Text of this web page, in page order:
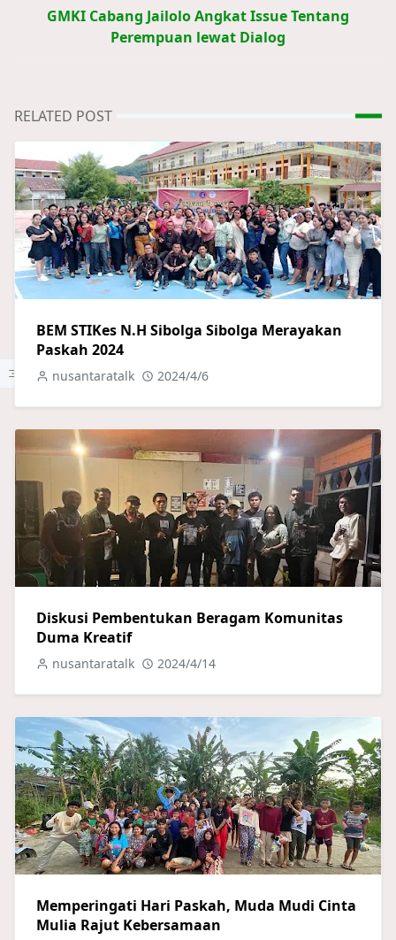
GMKI Cabang Jailolo Angkat Issue Tentang
Perempuan lewat Dialog
RELATED POST
BEM STIKes N.H Sibolga Sibolga Merayakan
Paskah 2024
nusantaratalk 2024/4/6
Diskusi Pembentukan Beragam Komunitas
Duma Kreatif
nusantaratalk 2024/4/14
Memperingati Hari Paskah, Muda Mudi Cinta
Mulia Rajut Kebersamaan